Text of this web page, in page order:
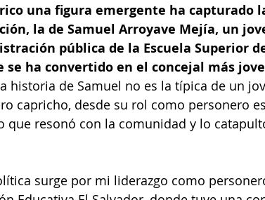
una figura emergente ha capturado
la de Samuel Arroyave Mejía, un
pública de la Escuela Superior
ha convertido en el concejal más
historia de Samuel no es la típica de un
capricho, desde su rol como personero
que resonó con la comunidad y lo
surge por mi liderazgo como